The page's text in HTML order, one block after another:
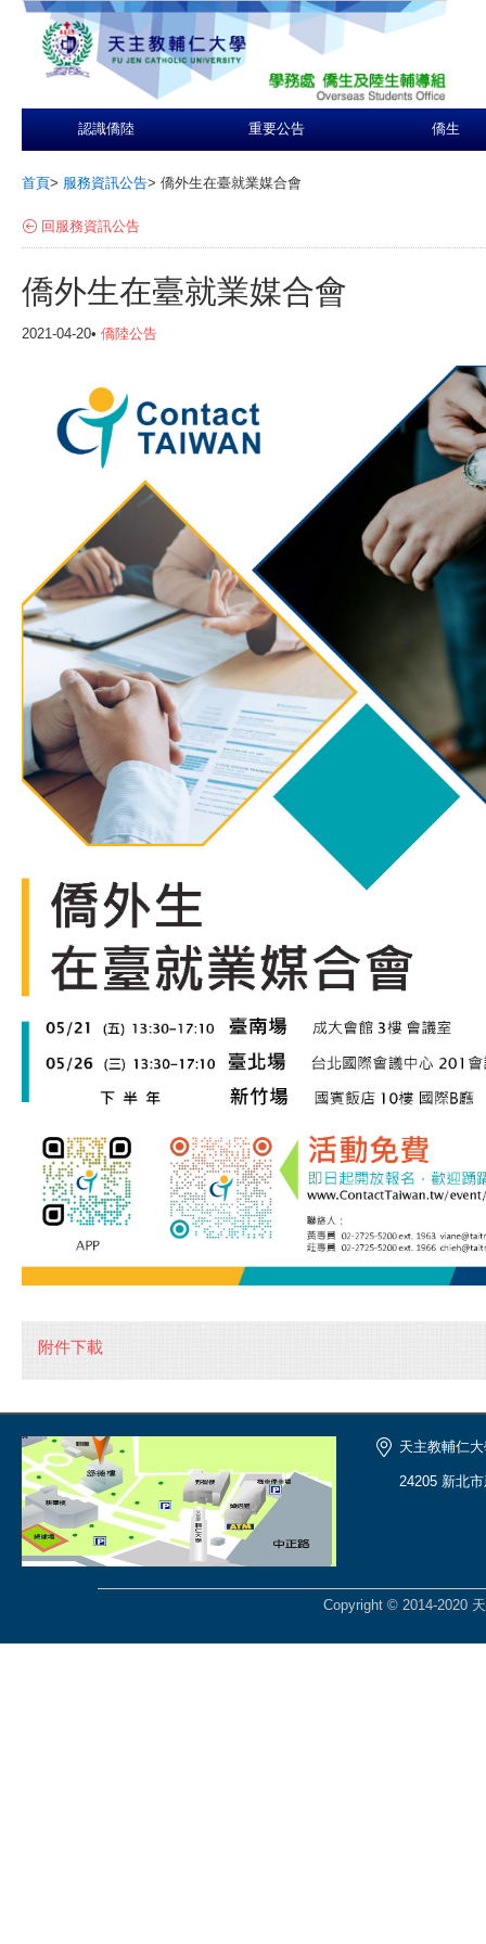
認識僑陸 重要公告 僑生
首頁> 服務資訊公告> 僑外生在臺就業媒合會
回服務資訊公告
僑外生在臺就業媒合會
2021-04-20• 僑陸公告
附件下載
天主教輔仁
24205 新北
Copyright © 2014-2020